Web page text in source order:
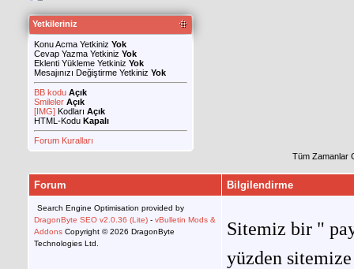
Yetkileriniz
Konu Acma Yetkiniz Yok
Cevap Yazma Yetkiniz Yok
Eklenti Yükleme Yetkiniz Yok
Mesajınızı Değiştirme Yetkiniz Yok
BB kodu Açık
Smileler Açık
[IMG] Kodları Açık
HTML-Kodu Kapalı
Forum Kuralları
Tüm Zamanlar
Forum Bilgilendirme
Search Engine Optimisation provided by
DragonByte SEO v2.0.36 (Lite) - vBulletin Mods &
Addons Copyright © 2026 DragonByte
Technologies Ltd.
Sitemiz bir "
yüzden